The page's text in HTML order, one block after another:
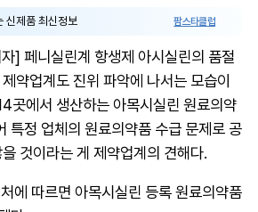
신제품 최신정보 팜스타클럽
] 페니실린계 항생제 아시실린의 품절
약업계도 진위 파악에 나서는 모습이
곳에서 생산하는 아목시실린 원료의약
특정 업체의 원료의약품 수급 문제로 공
것이라는 게 제약업계의 견해다.
에 따르면 아목시실린 등록 원료의약품